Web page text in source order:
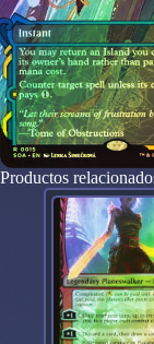
Productos